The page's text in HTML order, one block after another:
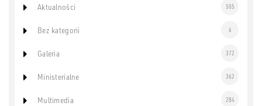
Aktualności 505
Bez kategorii 6
Galeria 372
Ministerialne 362
Multimedia 284